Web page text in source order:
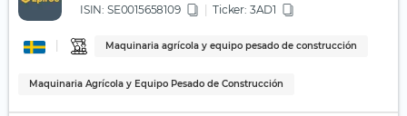
ISIN: SE0015658109 Ticker: 3AD1
Maquinaria agrícola y equipo pesado de construcción
Maquinaria Agrícola y Equipo Pesado de Construcción